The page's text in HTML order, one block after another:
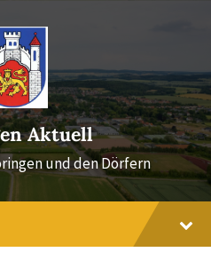
Aktuell
und den Dörfern